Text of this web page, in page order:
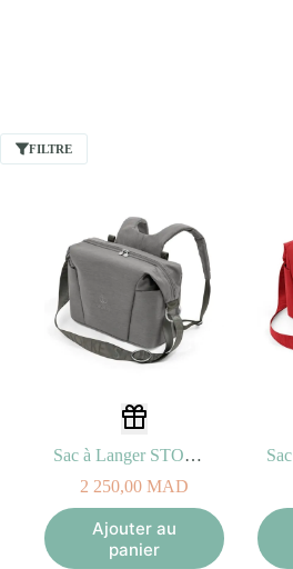
FILTRE
Sac à Langer STOKKE XPLORY X Gris Moderne
2 250,00 MAD
Ajouter au
panier